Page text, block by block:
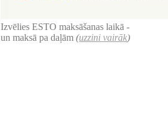
Izvēlies ESTO maksāšanas laikā -
un maksā pa daļām(uzzini vairāk)